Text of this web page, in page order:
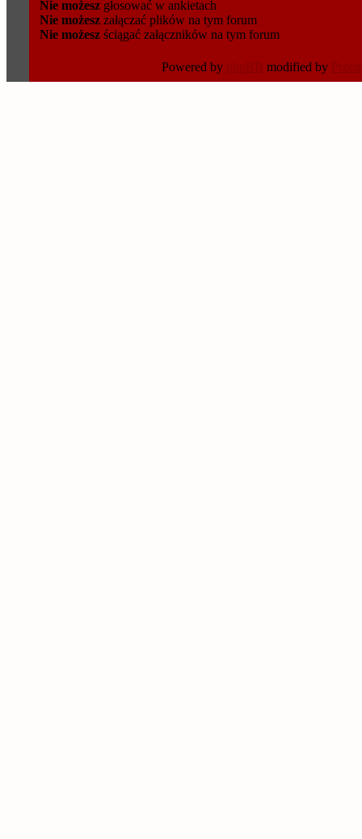
Nie możesz głosować w ankietach
Nie możesz załączać plików na tym forum
Nie możesz ściągać załączników na tym forum
Powered by phpBB modified by